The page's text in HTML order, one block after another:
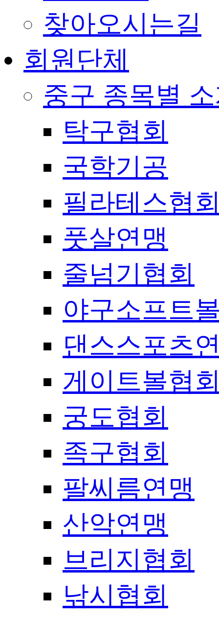
찾아오시는길
회원단체
중구 종목별
탁구협회
국학기공
필라테스협
풋살연맹
줄넘기협회
야구소프트
댄스스포츠
게이트볼협
궁도협회
족구협회
팔씨름연맹
산악연맹
브리지협회
낚시협회